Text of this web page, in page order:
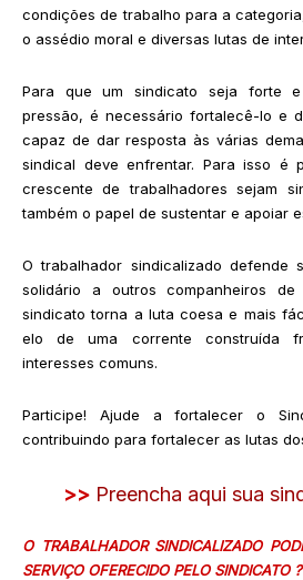
condições de trabalho para a
o assédio moral e diversas lutas de
Para que um sindicato seja forte
pressão, é necessário fortalecê-lo e
capaz de dar resposta às várias
sindical deve enfrentar. Para isso é
crescente de trabalhadores sejam
também o papel de sustentar e apoiar
O trabalhador sindicalizado defende
solidário a outros companheiros
sindicato torna a luta coesa e mais
elo de uma corrente construída
interesses comuns.
Participe! Ajude a fortalecer o
contribuindo para fortalecer as lutas
>> Preencha aqui sua
O TRABALHADOR SINDICALIZADO
SERVIÇO OFERECIDO PELO SINDICATO ?